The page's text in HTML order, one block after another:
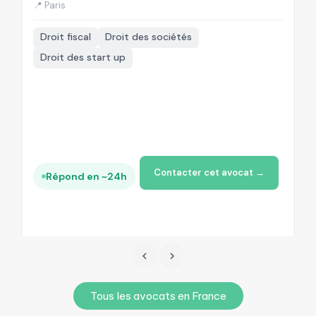
📍 Paris
Droit fiscal
Droit des sociétés
Droit des start up
Répond en ~24h Contacter cet avocat →
Tous les avocats en France